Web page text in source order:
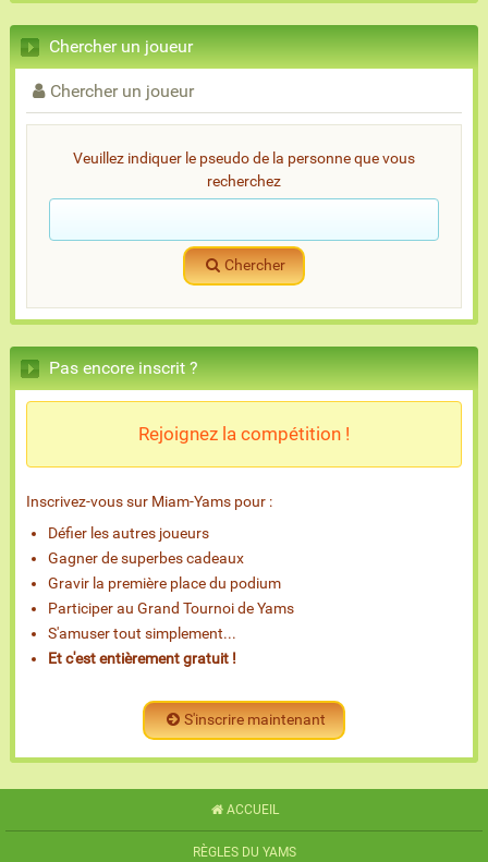
Chercher un joueur
Chercher un joueur
Veuillez indiquer le pseudo de la personne que vous
recherchez
Chercher
Pas encore inscrit ?
Rejoignez la compétition !
Inscrivez-vous sur Miam-Yams pour :
Défier les autres joueurs
Gagner de superbes cadeaux
Gravir la première place du podium
Participer au Grand Tournoi de Yams
S'amuser tout simplement...
Et c'est entièrement gratuit !
S'inscrire maintenant
ACCUEIL
RÈGLES DU YAMS